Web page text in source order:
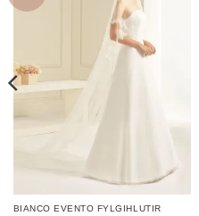
BIANCO EVENTO FYLGIHLUTIR